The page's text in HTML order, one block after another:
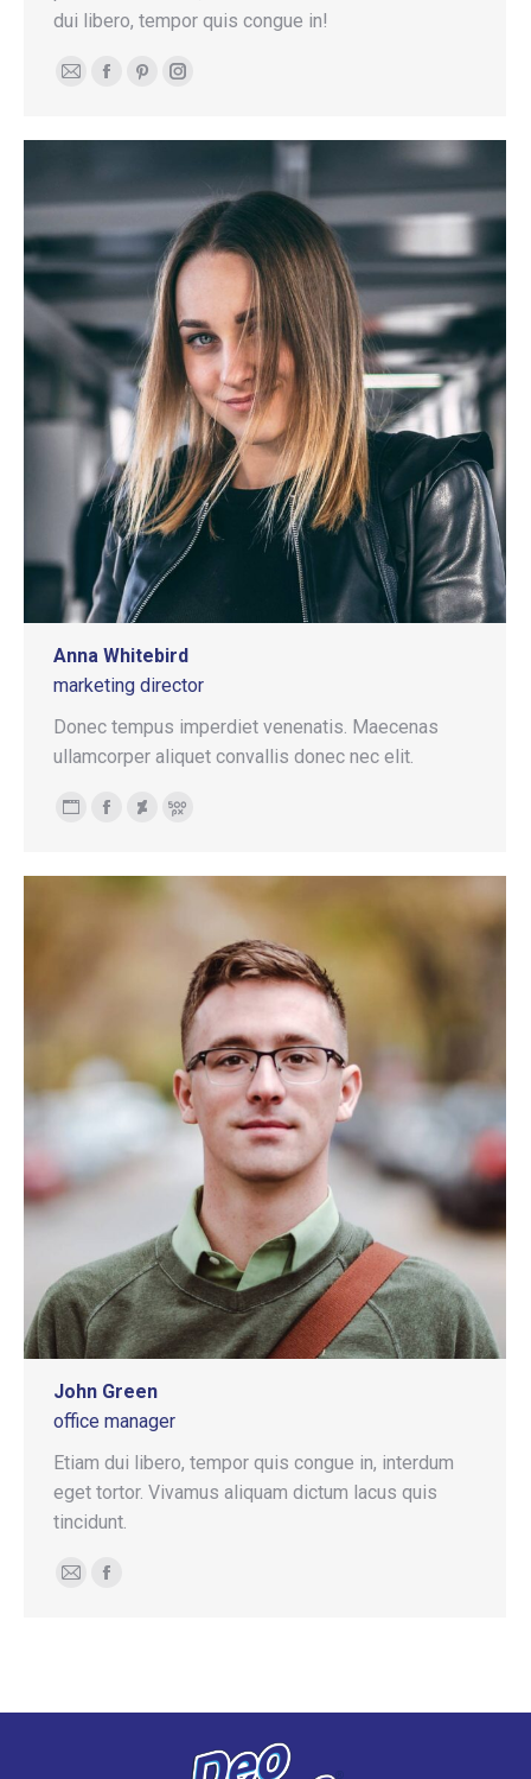
dui libero, tempor quis congue in!
E-
Facebook
PinterestInstagram
Anna Whitebird
marketing director
Donec tempus imperdiet venenatis. Maecenas
ullamcorper aliquet convallis donec nec elit.
Blog
/
Facebook
Deviantart
500px
John Green
office manager
Etiam dui libero, tempor quis congue in, interdum
eget tortor. Vivamus aliquam dictum lacus quis
tincidunt.
E-
Facebook